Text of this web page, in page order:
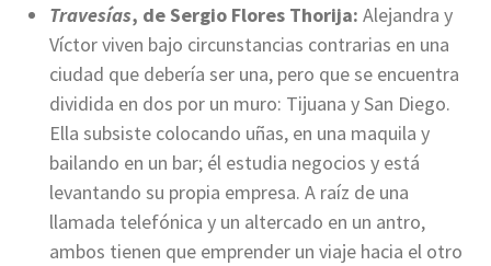
Travesías, de Sergio Flores Thorija: Alejandra y
Víctor viven bajo circunstancias contrarias en una
ciudad que debería ser una, pero que se encuentra
dividida en dos por un muro: Tijuana y San Diego.
Ella subsiste colocando uñas, en una maquila y
bailando en un bar; él estudia negocios y está
levantando su propia empresa. A raíz de una
llamada telefónica y un altercado en un antro,
ambos tienen que emprender un viaje hacia el otro